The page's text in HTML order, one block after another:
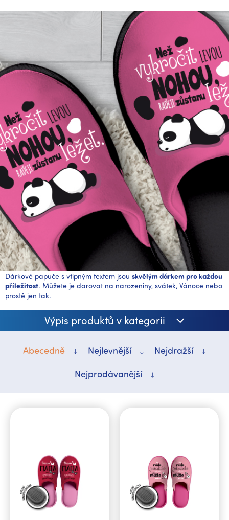
Dárkové papuče s vtipným textem jsou skvělým dárkem pro každou
příležitost. Můžete je darovat na narozeniny, svátek, Vánoce nebo
prostě jen tak.
Výpis produktů v kategorii
Abecedně Nejlevnější
Nejdražší
Nejprodávanější